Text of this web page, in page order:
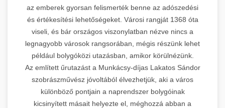
az emberek gyorsan felismerték benne az adószedési
és értékesítési lehetőségeket. Városi rangját 1368 óta
viseli, és bár országos viszonylatban nézve nincs a
legnagyobb városok rangsorában, mégis részünk lehet
például bolygóközi utazásban, amikor körülnézünk.
Az említett űrutazást a Munkácsy-díjas Lakatos Sándor
szobrászművész jóvoltából élvezhetjük, aki a város
különböző pontjain a naprendszer bolygóinak
kicsinyített másait helyezte el, méghozzá abban a